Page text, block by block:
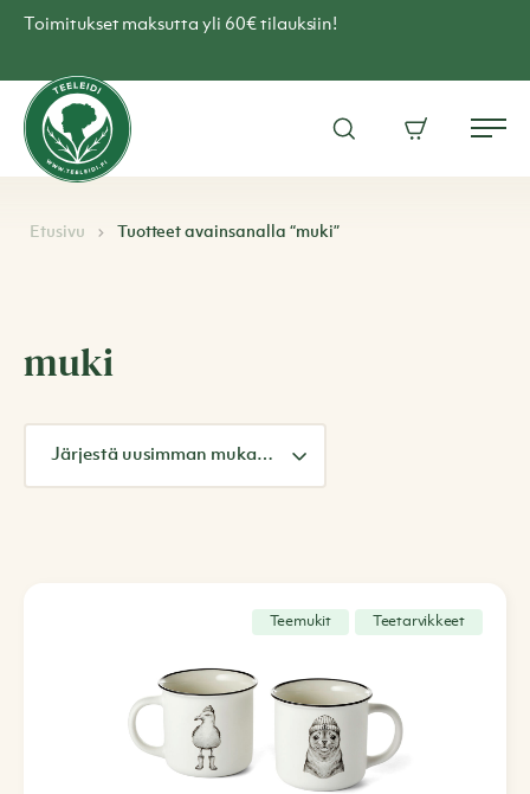
Skip
Toimitukset maksutta yli 60€ tilauksiin!
Teen
verkkokauppa
–
Teeleidi
Avaa
Ostoskori
Etusivu Tuotteet avainsanalla “muki”
muki
Teemukit Teetarvikkeet